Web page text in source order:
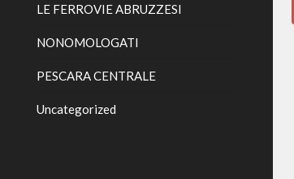
LE FERROVIE ABRUZZESI
NONOMOLOGATI
PESCARA CENTRALE
Uncategorized